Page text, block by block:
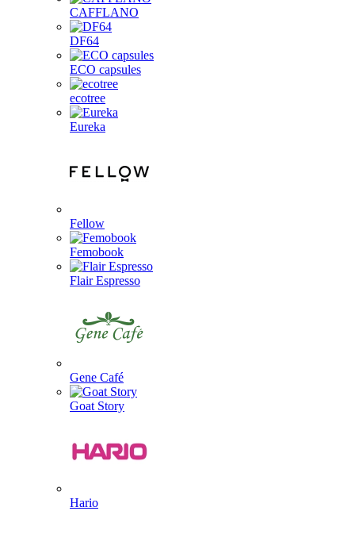
CAFFLANO
DF64
ECO capsules
ecotree
Eureka
Fellow
Femobook
Flair Espresso
Gene Café
Goat Story
Hario